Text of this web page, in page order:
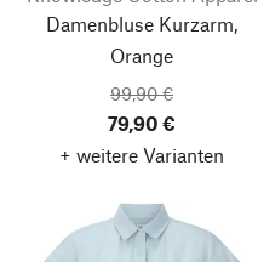
Damenbluse Kurzarm,
Orange
99,90 €
79,90 €
+ weitere Varianten